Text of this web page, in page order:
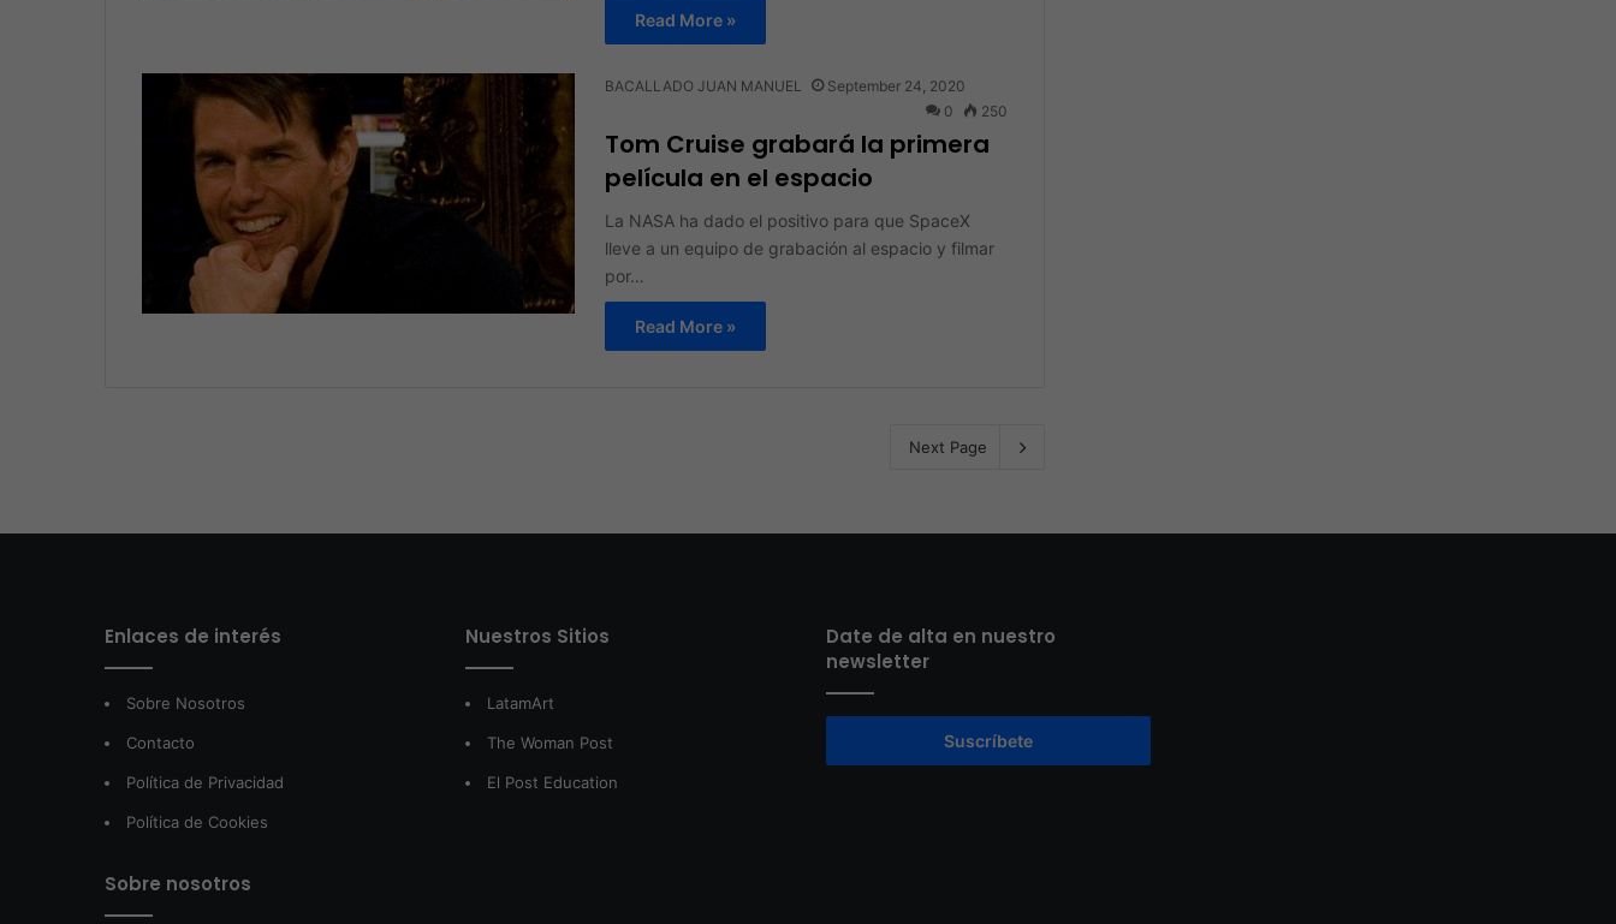
Read More »
BACALLADO JUAN MANUEL
September 24, 2020
0
250
Tom Cruise grabará la primera
película en el espacio
La NASA ha dado el positivo para que SpaceX
lleve a un equipo de grabación al espacio y filmar
por…
Read More »
Next Page
Enlaces de interés
Sobre Nosotros
Contacto
Política de Privacidad
Política de Cookies
Sobre nosotros
Nuestros Sitios
LatamArt
The Woman Post
El Post Education
Date de alta en nuestro
newsletter
Suscríbete